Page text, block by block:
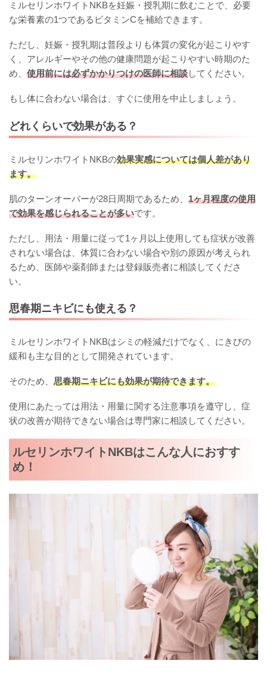
ミルセリンホワイトNKBを妊娠・授乳期に飲むことで、必要
な栄養素の1つであるビタミンCを補給できます。
ただし、妊娠・授乳期は普段よりも体質の変化が起こりやす
く、アレルギーやその他の健康問題が起こりやすい時期のた
め、 使用前には必ずかかりつけの医師に相談してください。
もし体に合わない場合は、すぐに使用を中止しましょう。
どれくらいで効果がある？
ミルセリンホワイトNKBの効果実感については個人差があり
ます。
肌のターンオーバーが28日周期であるため、 1ヶ月程度の使用
で効果を感じられることが多いです。
ただし、用法・用量に従って1ヶ月以上使用しても症状が改善
されない場合は、体質に合わない場合や別の原因が考えられ
るため、医師や薬剤師または登録販売者に相談してくださ
い。
思春期ニキビにも使える？
ミルセリンホワイトNKBはシミの軽減だけでなく、にきびの
緩和も主な目的として開発されています。
そのため、 思春期ニキビにも効果が期待できます。
使用にあたっては用法・用量に関する注意事項を遵守し、症
状の改善が期待できない場合は専門家に相談してください。
ルセリンホワイトNKBはこんな人におすす
め！